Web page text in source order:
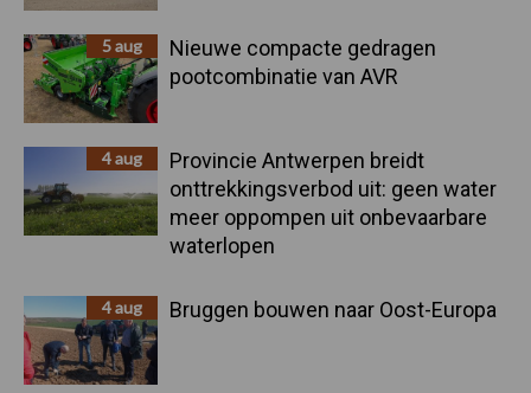
5 aug
Nieuwe compacte gedragen
pootcombinatie van AVR
4 aug
Provincie Antwerpen breidt
onttrekkingsverbod uit: geen water
meer oppompen uit onbevaarbare
waterlopen
4 aug Bruggen bouwen naar Oost-Europa